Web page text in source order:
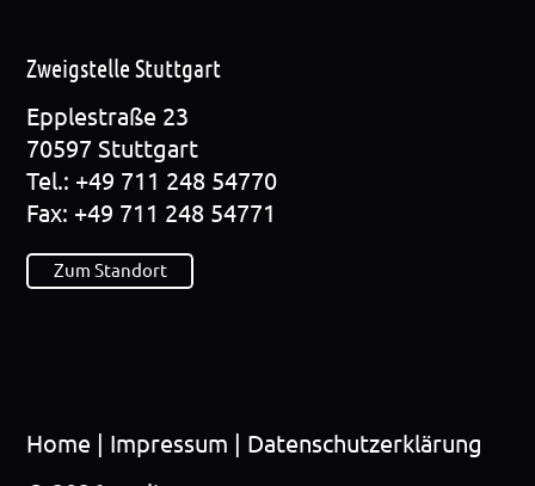
Zweigstelle Stuttgart
Epp­le­straße 23
70597 Stutt­gart
Tel.: +49 711 248 54770
Fax: +49 711 248 54771
Zum Standort
Home Impres­sum
Datenschutzerklärung